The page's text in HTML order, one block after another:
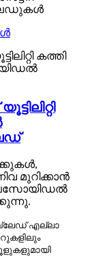
മുറിക്കാൻ
എല്ലാ